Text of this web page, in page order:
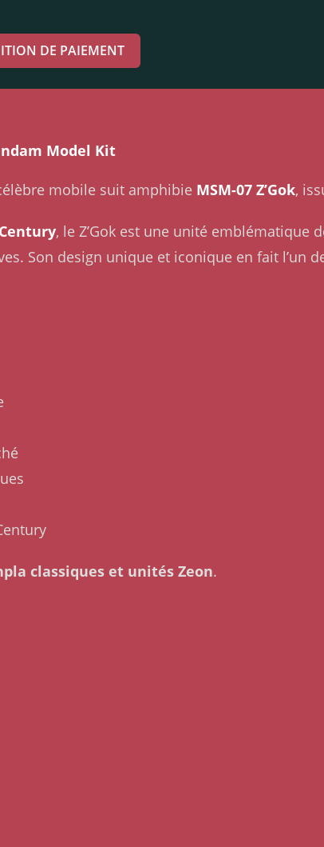
DE PAIEMENT
Model Kit
mobile suit amphibie MSM-07 Z’Gok,
, le Z’Gok est une unité emblématique
Son design unique et iconique en fait l’un
classiques et unités Zeon.